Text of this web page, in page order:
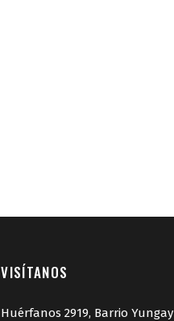
VISÍTANOS
Huérfanos 2919, Barrio Yungay